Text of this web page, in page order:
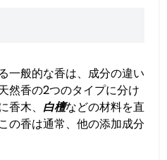
一般的な香は、成分の違い
然香の2つのタイプに分け
木、 白檀などの材料を直
の香は通常、他の添加成分